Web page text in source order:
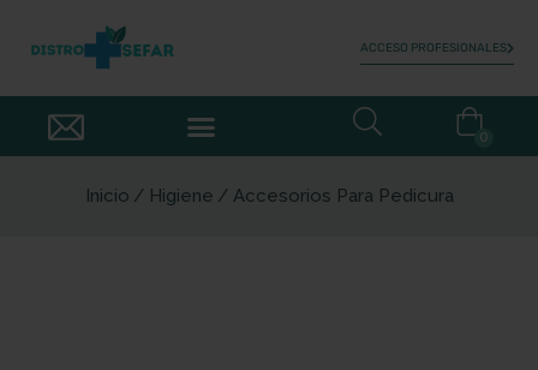
ACCESO PROFESIONALES
0
Inicio Higiene Accesorios Para Pedicura